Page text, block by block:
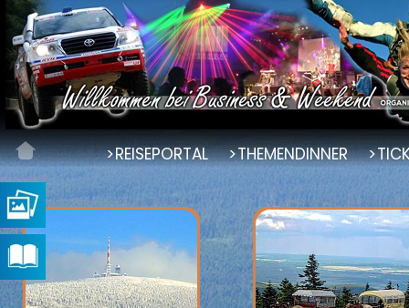
REISEPORTAL THEMENDINNER